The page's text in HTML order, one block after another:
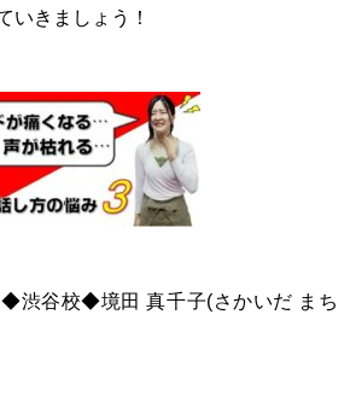
いきましょう！
渋谷校◆境田 真千子(さかいだ まち